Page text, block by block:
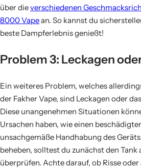
über dieverschiedenen
8000 Vapean. So kannst du
beste Dampferlebnis genießt!
Problem 3: Leckagen
Ein weiteres Problem, welches
der Fakher Vape, sind Leckagen oder
Diese unangenehmen Situationen
Ursachen haben, wie einen
unsachgemäße Handhabung des
beheben, solltest du zunächst den Tank
überprüfen. Achte darauf, ob Risse